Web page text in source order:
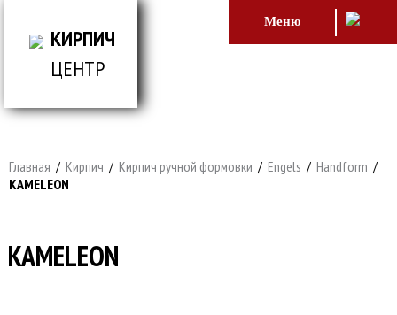
КИРПИЧ
ЦЕНТР
Меню
Главная / Кирпич / Кирпич ручной формовки / Engels / Handform /
KAMELEON
KAMELEON